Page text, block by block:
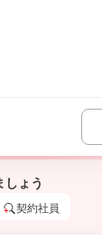
しょう
契約社員